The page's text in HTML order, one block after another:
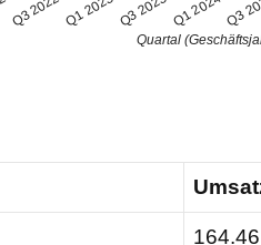
Q3 2022Q1 2023Q3 2023Q1 2024Q3
Quartal